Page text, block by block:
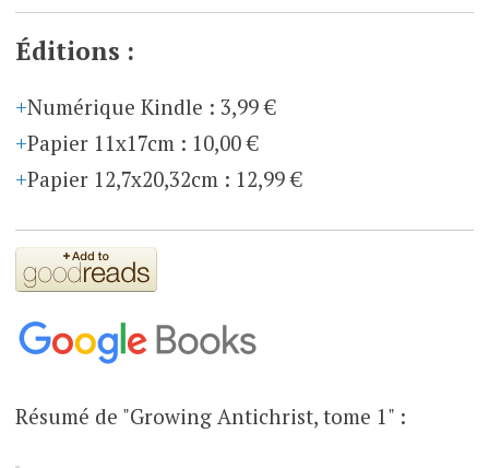
Éditions :
Numérique Kindle : 3,99 €
Papier 11x17cm: 10,00 €
Papier 12,7x20,32cm: 12,99 €
Résumé de "Growing Antichrist, tome 1" :